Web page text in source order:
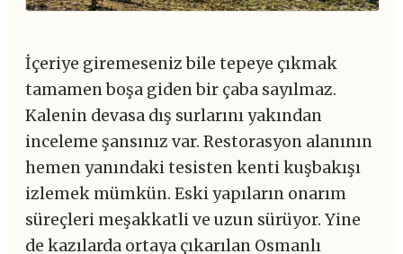
İçeriye giremeseniz bile tepeye çıkmak
tamamen boşa giden bir çaba sayılmaz.
Kalenin devasa dış surlarını yakından
inceleme şansınız var. Restorasyon alanının
hemen yanındaki tesisten kenti kuşbakışı
izlemek mümkün. Eski yapıların onarım
süreçleri meşakkatli ve uzun sürüyor. Yine
de kazılarda ortaya çıkarılan Osmanlı